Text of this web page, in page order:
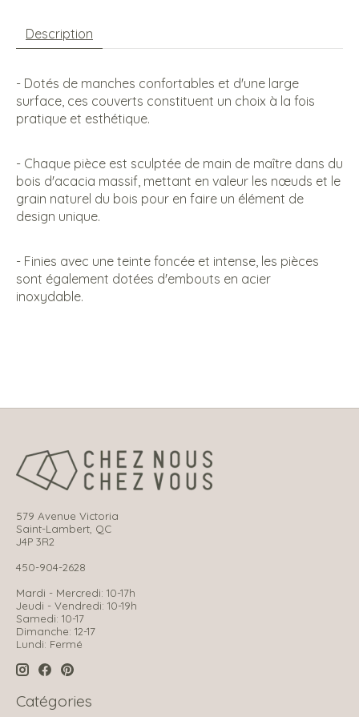
Description
- Dotés de manches confortables et d'une large
surface, ces couverts constituent un choix à la fois
pratique et esthétique.
- Chaque pièce est sculptée de main de maître dans du
bois d'acacia massif, mettant en valeur les nœuds et le
grain naturel du bois pour en faire un élément de
design unique.
- Finies avec une teinte foncée et intense, les pièces
sont également dotées d'embouts en acier
inoxydable.
579 Avenue Victoria
Saint-Lambert, QC
J4P 3R2
450-904-2628
Mardi - Mercredi: 10-17h
Jeudi - Vendredi: 10-19h
Samedi: 10-17
Dimanche: 12-17
Lundi: Fermé
Catégories